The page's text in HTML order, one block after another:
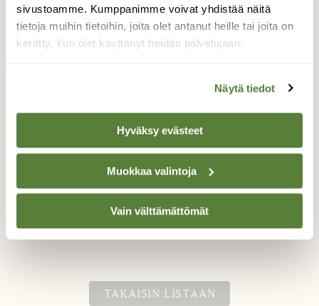
sivustoamme. Kumppanimme voivat yhdistää näitä
tietoja muihin tietoihin, joita olet antanut heille tai joita on
kerätty, kun olet käyttänyt heidän palvelujaan.
Näytä tiedot
Hyväksy evästeet
Muokkaa valintoja
Vain välttämättömät
Pakkasilla pihapiirissämme vierailee useita
sinitiainen jolla on todella kaunis
"höyhenpuku" ja aurinko vielä korostaa
tuota ihastuttavaa väritystä, 13.1.2014
Tampere
Valokuvaaja: Tarja Porkkala, Tampere Hallila
13.1.2014
TAKAISIN LISTAAN